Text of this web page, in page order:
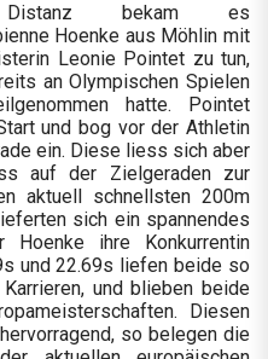
bekam es
Hoenke aus Möhlin mit
Leonie Pointet zu tun,
an Olympischen Spielen
hatte. Pointet
und bog vor der Athletin
ein. Diese liess sich aber
auf der Zielgeraden zur
aktuell schnellsten 200m
sich ein spannendes
Hoenke ihre Konkurrentin
und 22.69s liefen beide so
und blieben beide
Diesen
so belegen die